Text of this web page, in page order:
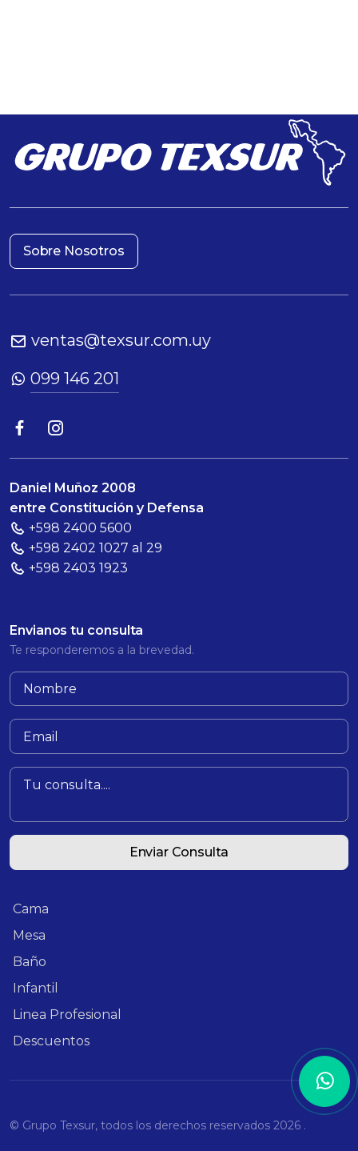
Sobre Nosotros
ventas@texsur.com.uy
099 146 201
Daniel Muñoz 2008
entre Constitución y Defensa
+598 2400 5600
+598 2402 1027 al 29
+598 2403 1923
Envianos tu consulta
Te responderemos a la brevedad.
Enviar Consulta
Cama
Mesa
Baño
Infantil
Linea Profesional
Descuentos
© Grupo Texsur, todos los derechos reservados 2026 .